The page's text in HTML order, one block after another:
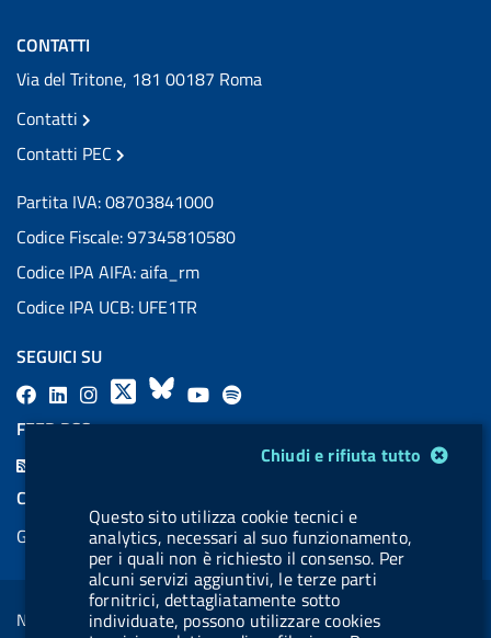
Chiudi e rifiuta tutto
Questo sito utilizza cookie tecnici e
analytics, necessari al suo funzionamento,
per i quali non è richiesto il consenso. Per
alcuni servizi aggiuntivi, le terze parti
fornitrici, dettagliatamente sotto
individuate, possono utilizzare cookies
CONTATTI
Via del Tritone, 181 00187 Roma
Contatti
Contatti PEC
Partita IVA: 08703841000
Codice Fiscale: 97345810580
Codice IPA AIFA: aifa_rm
Codice IPA UCB: UFE1TR
SEGUICI SU
F
a
L
i
a
l
.
b
u
t
X
B
l
s
k
y
Y
o
u
b
e
l
a
l
.
b
u
t
FEED RSS
COOKIES
Gestione cookie
Sezione Link Utili
Note legali